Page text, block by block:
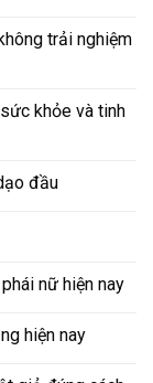
trải nghiệm
khỏe và tinh
đầu
nữ hiện nay
hiện nay